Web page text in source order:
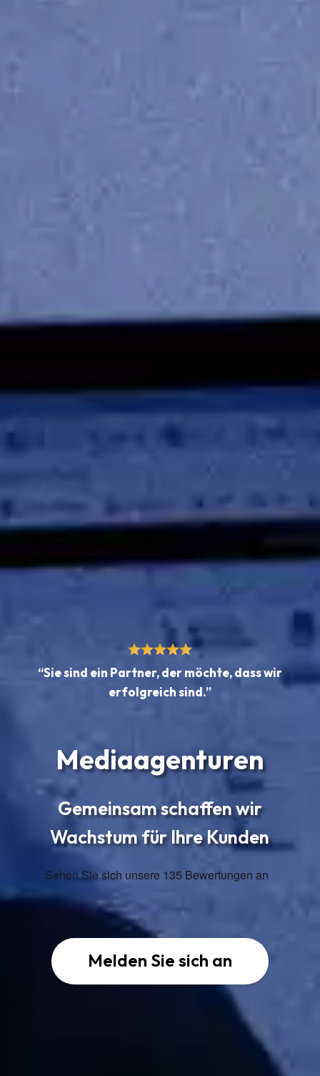
“Sie sind ein Partner, der möchte, dass wir
erfolgreich sind.”
Mediaagenturen
Gemeinsam schaffen wir
Wachstum für Ihre Kunden
Melden Sie sich an